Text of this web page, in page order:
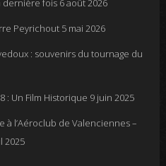
dernière fois 6 août 2026
Peyrichout 5 mai 2026
: souvenirs du tournage du
: Un Film Historique 9 juin 2025
l’Aéroclub de Valenciennes –
2025